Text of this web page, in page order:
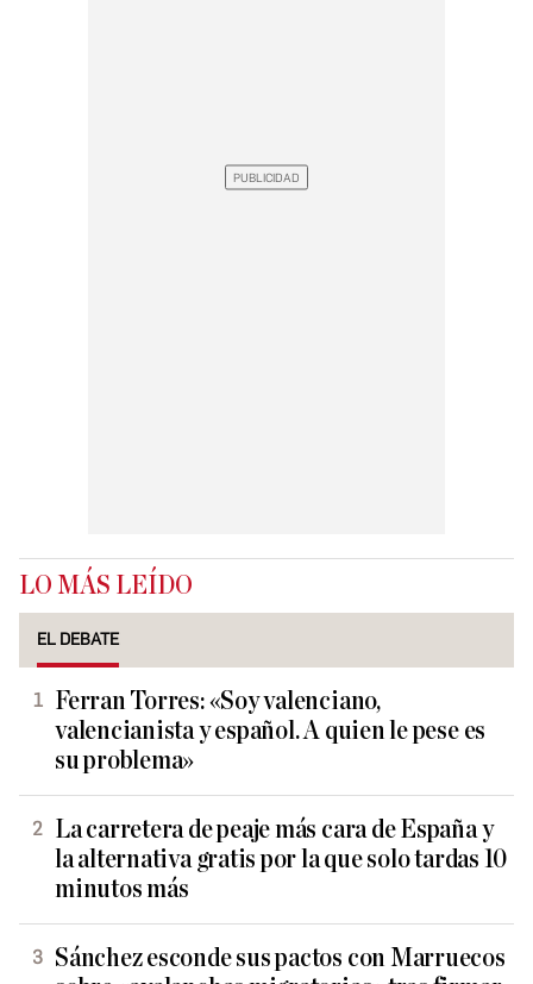
LO MÁS LEÍDO
EL DEBATE
Ferran Torres: «Soy valenciano,
valencianista y español. A quien le pese es
su problema»
La carretera de peaje más cara de España y
la alternativa gratis por la que solo tardas 10
minutos más
Sánchez esconde sus pactos con Marruecos